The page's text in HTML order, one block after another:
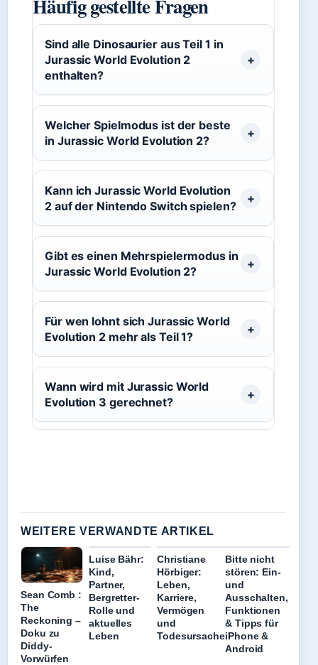
Häufig gestellte Fragen
Sind alle Dinosaurier aus Teil 1 in
Jurassic World Evolution 2
enthalten?
Welcher Spielmodus ist der beste
in Jurassic World Evolution 2?
Kann ich Jurassic World Evolution
2 auf der Nintendo Switch spielen?
Gibt es einen Mehrspielermodus in
Jurassic World Evolution 2?
Für wen lohnt sich Jurassic World
Evolution 2 mehr als Teil 1?
Wann wird mit Jurassic World
Evolution 3 gerechnet?
WEITERE VERWANDTE ARTIKEL
Sean Comb :
The
Reckoning –
Doku zu
Diddy-
Vorwürfen
Luise Bähr:
Kind,
Partner,
Bergretter-
Rolle und
aktuelles
Leben
Christiane
Hörbiger:
Leben,
Karriere,
Vermögen
und
Todesursache
Bitte nicht
stören: Ein-
und
Ausschalten,
Funktionen
& Tipps für
iPhone &
Android